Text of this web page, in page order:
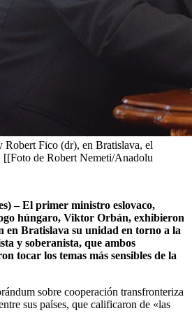
Fico (dr), en Bratislava, el
[[Foto de Robert Nemeti/Anadolu
– El primer ministro eslovaco,
húngaro, Viktor Orbán, exhibieron
en Bratislava su unidad en torno a la
y soberanista, que ambos
tocar los temas más sensibles de la
sobre cooperación transfronteriza
sus países, que calificaron de «las